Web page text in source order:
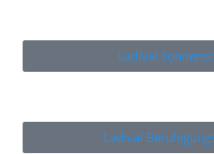
Ladival
Ladival